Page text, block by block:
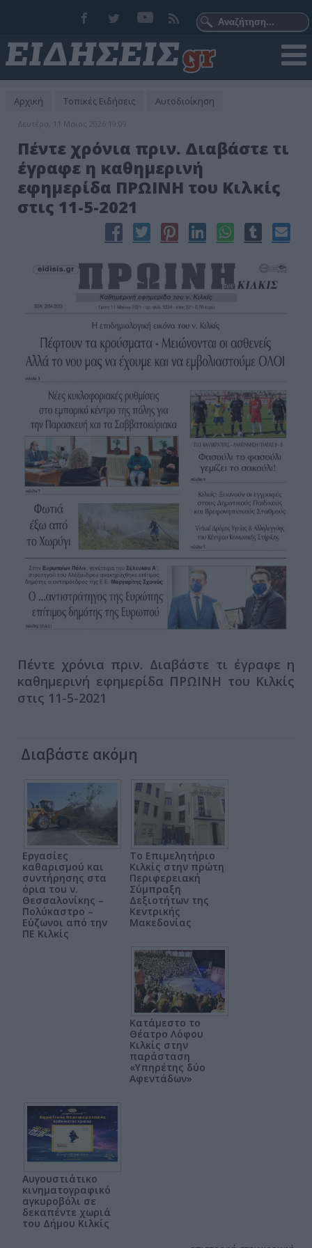
Αρχική Τοπικές Ειδήσεις Αυτοδιοίκηση
Δευτέρα, 11 Μαϊος 2026 19:09
Πέντε χρόνια πριν. Διαβάστε τι
έγραφε η καθημερινή
εφημερίδα ΠΡΩΙΝΗ του Κιλκίς
στις 11-5-2021
Πέντε χρόνια πριν. Διαβάστε τι έγραφε η
καθημερινή εφημερίδα ΠΡΩΙΝΗ του Κιλκίς
στις 11-5-2021
Διαβάστε ακόμη
Εργασίες
καθαρισμού και
συντήρησης στα
όρια του ν.
Θεσσαλονίκης –
Πολύκαστρο –
Εύζωνοι από την
ΠΕ Κιλκίς
Το Επιμελητήριο
Κιλκίς στην πρώτη
Περιφερειακή
Σύμπραξη
Δεξιοτήτων της
Κεντρικής
Μακεδονίας
Κατάμεστο το
Θέατρο Λόφου
Κιλκίς στην
παράσταση
«Υπηρέτης δύο
Αφεντάδων»
Αυγουστιάτικο
κινηματογραφικό
αγκυροβόλι σε
δεκαπέντε χωριά
του Δήμου Κιλκίς